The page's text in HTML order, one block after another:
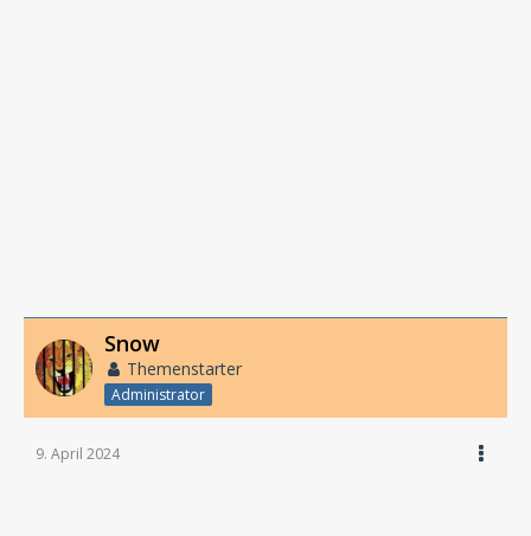
Snow
Themenstarter
Administrator
9. April 2024